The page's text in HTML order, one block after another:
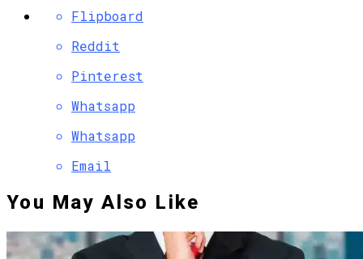
Flipboard
Reddit
Pinterest
Whatsapp
Whatsapp
Email
You May Also Like